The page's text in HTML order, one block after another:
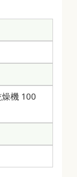
機 100